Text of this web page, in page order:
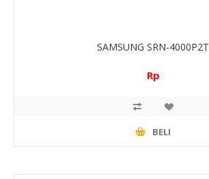
SAMSUNG SRN-4000P2T
Rp
BELI